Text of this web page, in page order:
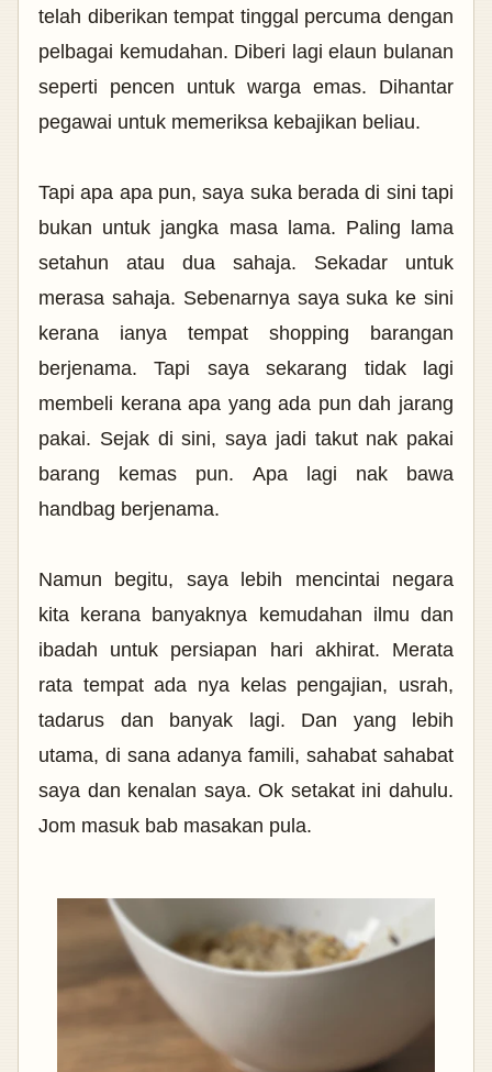
telah diberikan tempat tinggal percuma dengan
pelbagai kemudahan. Diberi lagi elaun bulanan
seperti pencen untuk warga emas. Dihantar
pegawai untuk memeriksa kebajikan beliau.
Tapi apa apa pun, saya suka berada di sini tapi
bukan untuk jangka masa lama. Paling lama
setahun atau dua sahaja. Sekadar untuk
merasa sahaja. Sebenarnya saya suka ke sini
kerana ianya tempat shopping barangan
berjenama. Tapi saya sekarang tidak lagi
membeli kerana apa yang ada pun dah jarang
pakai. Sejak di sini, saya jadi takut nak pakai
barang kemas pun. Apa lagi nak bawa
handbag berjenama.
Namun begitu, saya lebih mencintai negara
kita kerana banyaknya kemudahan ilmu dan
ibadah untuk persiapan hari akhirat. Merata
rata tempat ada nya kelas pengajian, usrah,
tadarus dan banyak lagi. Dan yang lebih
utama, di sana adanya famili, sahabat sahabat
saya dan kenalan saya. Ok setakat ini dahulu.
Jom masuk bab masakan pula.